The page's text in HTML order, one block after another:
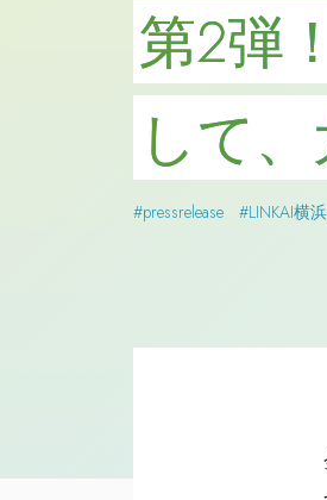
第2弾
して
#pressrelease #LINKAI横